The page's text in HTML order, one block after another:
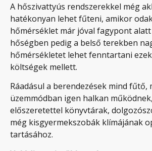
A hőszivattyús rendszerekkel még
hatékonyan lehet fűteni, amikor
hőmérséklet már jóval fagypont alatt
hőségben pedig a belső terekben
hőmérsékletet lehet fenntartani
költségek mellett.
Ráadásul a berendezések mind fűtő,
üzemmódban igen halkan
előszeretettel könyvtárak,
még kisgyermekszobák klímájának
tartásához.